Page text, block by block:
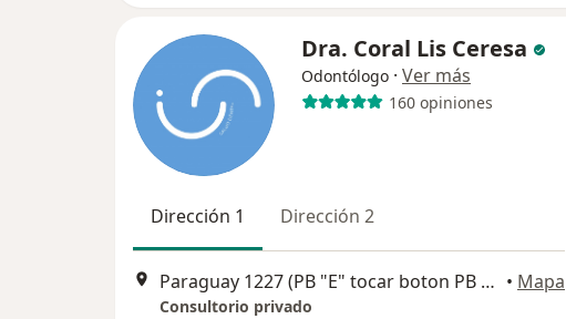
Dra. Coral Lis Ceresa
Odontólogo · Ver más
160 opiniones
Dirección 1 Dirección 2
Paraguay 1227 (PB "E" tocar boton PB y boton E "AMBOS en ese orden"), Rosario • Mapa
Consultorio privado